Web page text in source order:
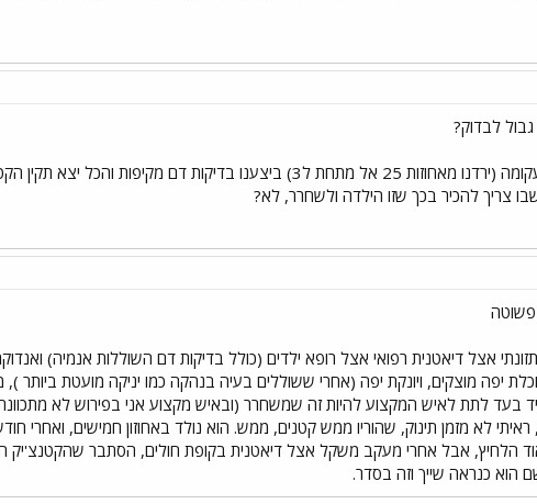
לבדוק?
צריך להכיר בכך שזו הילדה ולשחרר, לא?
אצל דיאטנית רפואי אצל רופא ילדים (כולל בדיקות דם השוללות אנמיה)
יפה מוצקים, ויונקת יפה (אחרי ששוללים בעיה בנהקה כמו יניקה מועטת
בעד לתת לאיש המקצוע להיות זה שמשחרר (ובאיש מקצוע אני בפירוש לא
הוא כנראה שייך וזה בסדר.